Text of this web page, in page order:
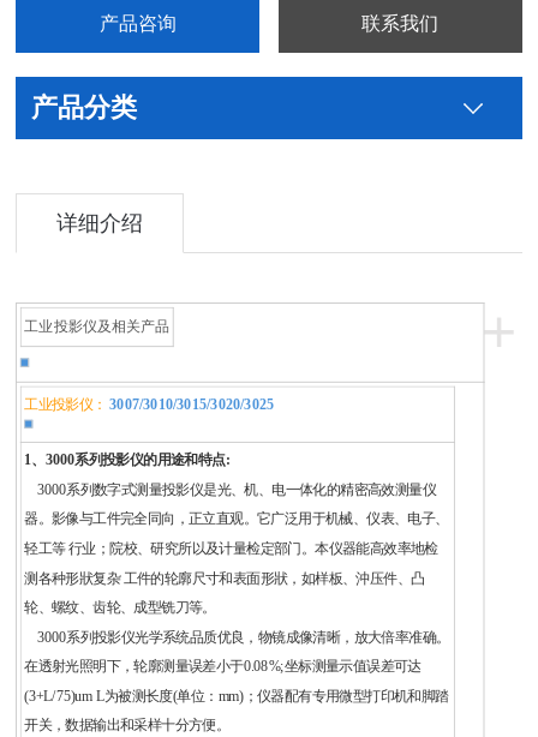
产品咨询 联系我们
产品分类
详细介绍
+
工业投影仪及相关产品
工业投影仪： 3007/3010/3015/3020/3025
1、3000系列投影仪的用途和特点:
3000系列数字式测量投影仪是光、机、电一体化的精密高效测量仪
器。影像与工件完全同向，正立直观。它广泛用于机械、仪表、电子、
轻工等 行业；院校、研究所以及计量检定部门。本仪器能高效率地检
测各种形狀复杂 工件的轮廓尺寸和表面形狀，如样板、沖压件、凸
轮、螺纹、齿轮、成型铣刀等。
3000系列投影仪光学系统品质优良，物镜成像清晰，放大倍率准确。
在透射光照明下，轮廓测量误差小于0.08%;坐标测量示值误差可达
(3+L/75)um L为被测长度(单位：mm)；仪器配有专用微型打印机和脚踏
开关，数据输出和采样十分方便。